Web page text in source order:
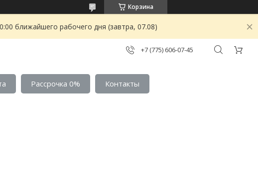
Корзина
ближайшего рабочего дня (завтра, 07.08)
+7 (775) 606-07-45
Рассрочка 0%
Контакты